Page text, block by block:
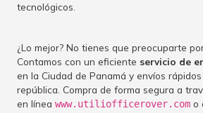
tecnológicos.
¿Lo mejor? No tienes que preocuparte
Contamos con un eficiente servicio de
en la Ciudad de Panamá y envíos
república. Compra de forma segura a
en línea www.utiliofficerover.com o